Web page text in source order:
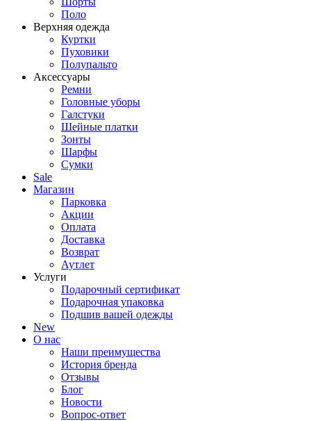
Поло
Верхняя одежда
Куртки
Пуховики
Полупальто
Аксессуары
Ремни
Головные уборы
Галстуки
Шейные платки
Зонты
Шарфы
Сумки
Sale
Магазин
Парковка
Акции
Оплата
Доставка
Возврат
Аутлет
Услуги
Подарочный сертификат
Подарочная упаковка
Подшив вашей одежды
New
О нас
Наши преимущества
История бренда
Отзывы
Блог
Новости
Вопрос-ответ